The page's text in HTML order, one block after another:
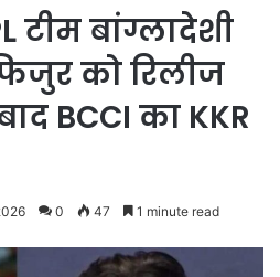
टीम बांग्लादेशी
को रिलीज
BCCI का KKR
0 47 1 minute read